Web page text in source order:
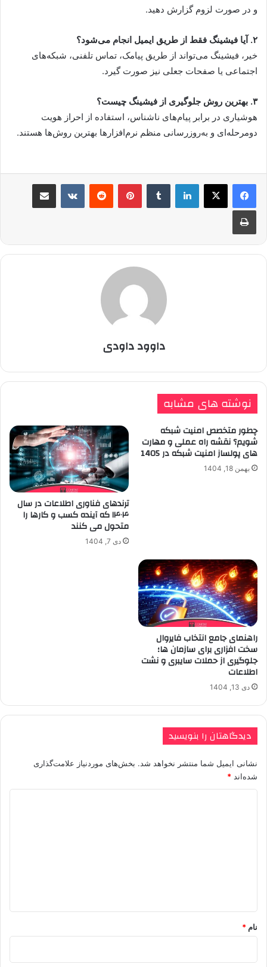
و در صورت لزوم گزارش دهید.
۲. آیا فیشینگ فقط از طریق ایمیل انجام می‌شود؟
خیر، فیشینگ می‌تواند از طریق پیامک، تماس تلفنی، شبکه‌های
اجتماعی یا صفحات جعلی نیز صورت گیرد.
۳. بهترین روش جلوگیری از فیشینگ چیست؟
هوشیاری در برابر پیام‌های ناشناس، استفاده از احراز هویت
دومرحله‌ای و به‌روزرسانی منظم نرم‌افزارها بهترین روش‌ها هستند.
لینکدین ‫تامبلر پینترست‫رددیت ‫VKontakteاشتراک گذاری از طریق ایمیل
چاپ
داوود داودی
نوشته های مشابه
چطور متخصص امنیت شبکه
شویم؟ نقشه راه عملی و مهارت
های پولساز امنیت شبکه در 1405
بهمن 18, 1404
ترندهای فناوری اطلاعات در سال
۱۴۰۴ که آینده کسب و کارها را
متحول می کنند
دی 7, 1404
راهنمای جامع انتخاب فایروال
سخت افزاری برای سازمان ها؛
جلوگیری از حملات سایبری و نشت
اطلاعات
دی 13, 1404
دیدگاهتان را بنویسید
نشانی ایمیل شما منتشر نخواهد شد. بخش‌های موردنیاز علامت‌گذاری
شده‌اند *
نام *